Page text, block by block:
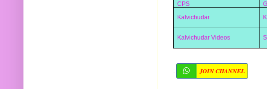
CPS
Kalvichudar
Kalvichudar Videos
: JOIN CHANNEL